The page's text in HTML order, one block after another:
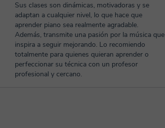
Sus clases son dinámicas, motivadoras y se
adaptan a cualquier nivel, lo que hace que
aprender piano sea realmente agradable.
Además, transmite una pasión por la música que
inspira a seguir mejorando. Lo recomiendo
totalmente para quienes quieran aprender o
perfeccionar su técnica con un profesor
profesional y cercano.